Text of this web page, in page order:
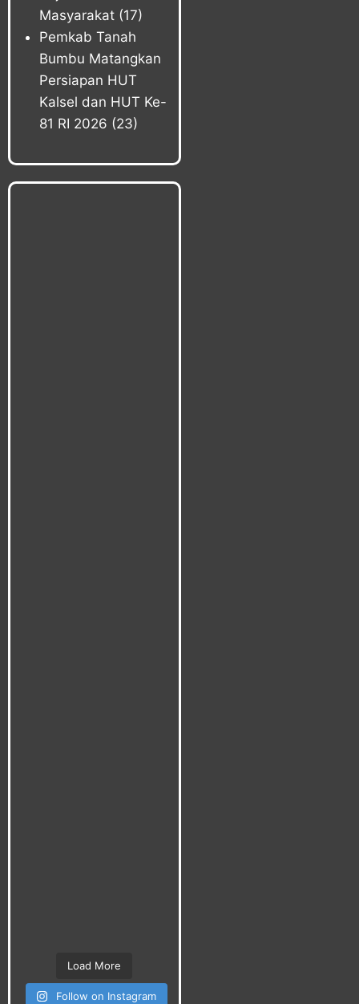
Masyarakat (17)
Pemkab Tanah
Bumbu Matangkan
Persiapan HUT
Kalsel dan HUT Ke-
81 RI 2026 (23)
Load More
Follow on Instagram